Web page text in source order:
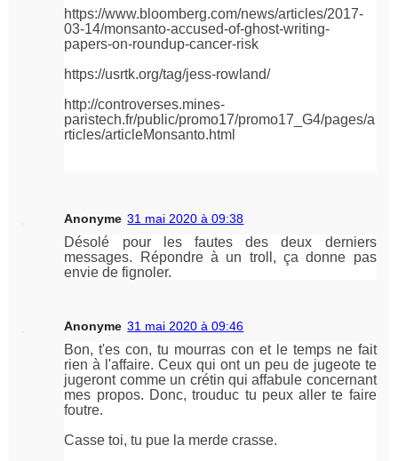
https://www.bloomberg.com/news/articles/2017-
03-14/monsanto-accused-of-ghost-writing-
papers-on-roundup-cancer-risk
https://usrtk.org/tag/jess-rowland/
http://controverses.mines-
paristech.fr/public/promo17/promo17_G4/pages/a
rticles/articleMonsanto.html
Anonyme 31 mai 2020 à 09:38
Désolé pour les fautes des deux derniers
messages. Répondre à un troll, ça donne pas
envie de fignoler.
Anonyme 31 mai 2020 à 09:46
Bon, t'es con, tu mourras con et le temps ne fait
rien à l'affaire. Ceux qui ont un peu de jugeote te
jugeront comme un crétin qui affabule concernant
mes propos. Donc, trouduc tu peux aller te faire
foutre.
Casse toi, tu pue la merde crasse.